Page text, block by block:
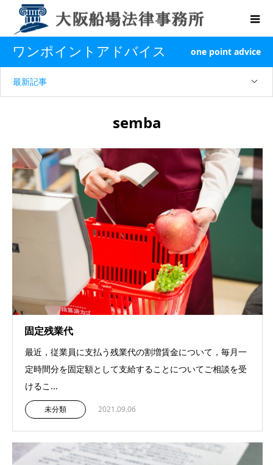
ワンポイントアドバイス one point advice
最新記事
semba
固定残業代
最近，従業員に支払う残業代の割増賃金について，毎月一
定時間分を固定額として支給することについてご相談を受
けるこ...
未分類 2021.09.06